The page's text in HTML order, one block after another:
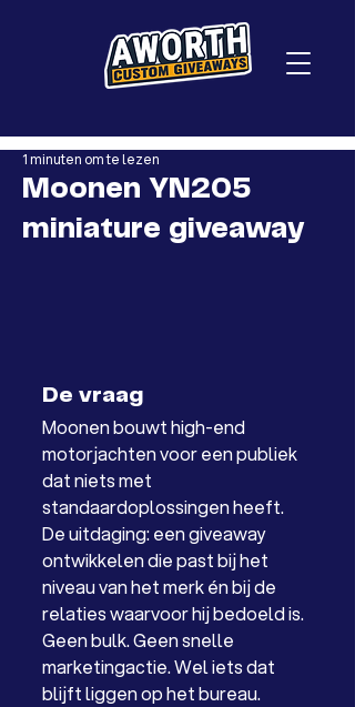
Moonen YN205
miniature giveaway
1 minuten om te lezen
De vraag
Moonen bouwt high-end
motorjachten voor een publiek
dat niets met
standaardoplossingen heeft.
De uitdaging: een giveaway
ontwikkelen die past bij het
niveau van het merk én bij de
relaties waarvoor hij bedoeld is.
Geen bulk. Geen snelle
marketingactie. Wel iets dat
blijft liggen op het bureau.